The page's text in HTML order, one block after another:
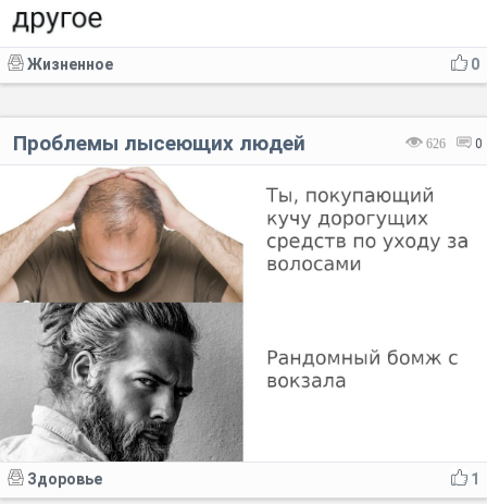
0
Жизненное
626 0
Проблемы лысеющих людей
1
Здоровье